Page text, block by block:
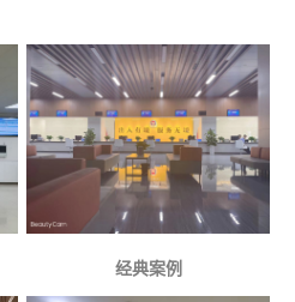
经典案例